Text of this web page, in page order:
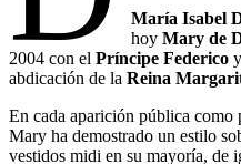
María Isabel
hoyMary de
2004 con el Príncipe Federico
abdicación de la Reina
En cada aparición pública como
Mary ha demostrado un estilo
vestidos midi en su mayoría, de